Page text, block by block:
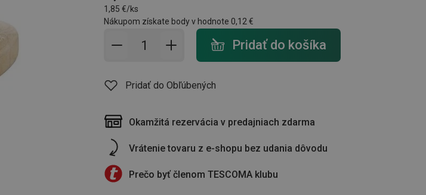
1,85 €/ks
Nákupom získate body v hodnote 0,12 €
Pridať do košíka - počet
Pridať do košíka
Pridať do Obľúbených
Okamžitá rezervácia v predajniach zdarma
Vrátenie tovaru z e-shopu bez udania dôvodu
Prečo byť členom TESCOMA klubu